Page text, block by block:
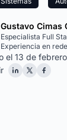
Gustavo Cimas
Especialista Full
Experiencia en
el 13 de